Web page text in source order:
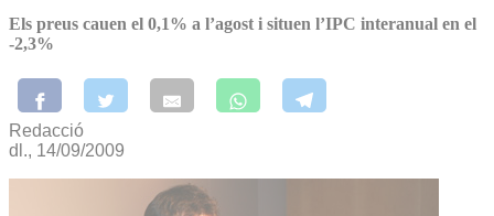
Els preus cauen el 0,1% a l’agost i situen l’IPC interanual en el
-2,3%
Redacció
dl., 14/09/2009